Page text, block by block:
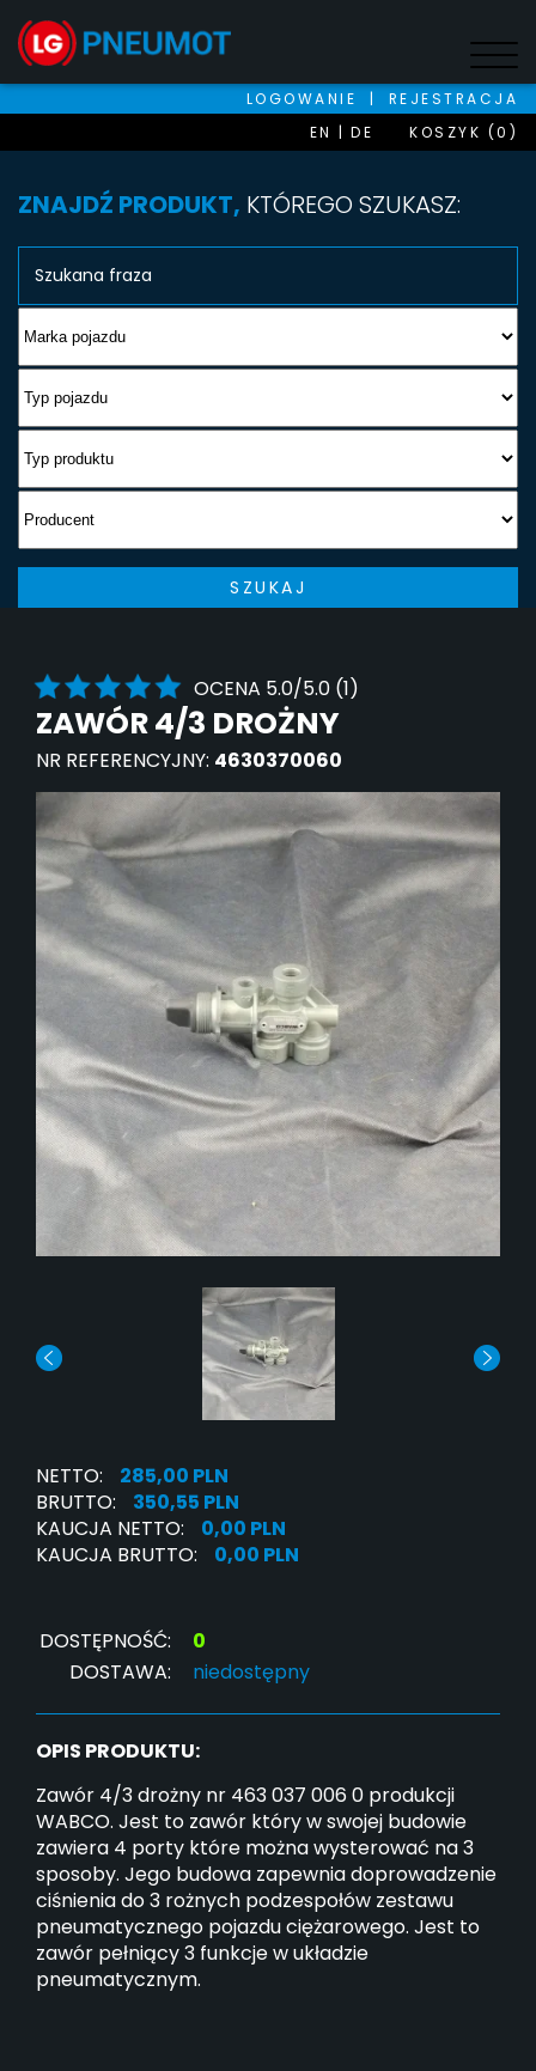
LOGOWANIE |
REJESTRACJA
EN
DE KOSZYK (0)
ZNAJDŹ PRODUKT, KTÓREGO SZUKASZ:
SZUKAJ
OCENA 5.0/5.0 (1)
ZAWÓR 4/3 DROŻNY
NR REFERENCYJNY: 4630370060
NETTO:
285,00 PLN
BRUTTO:
350,55 PLN
KAUCJA NETTO:
0,00 PLN
KAUCJA BRUTTO:
0,00 PLN
DOSTĘPNOŚĆ:
0
DOSTAWA:
niedostępny
OPIS PRODUKTU:
Zawór 4/3 drożny nr 463 037 006 0 produkcji
WABCO. Jest to zawór który w swojej budowie
zawiera 4 porty które można wysterować na 3
sposoby. Jego budowa zapewnia doprowadzenie
ciśnienia do 3 rożnych podzespołów zestawu
pneumatycznego pojazdu ciężarowego. Jest to
zawór pełniący 3 funkcje w układzie
pneumatycznym.